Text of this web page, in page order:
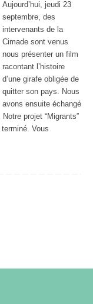
Aujourd’hui, jeudi 23
septembre, des
intervenants de la
Cimade sont venus
nous présenter un film
racontant l’histoire
d’une girafe obligée de
quitter son pays. Nous
avons ensuite échangé
projet “Migrants”
Vous